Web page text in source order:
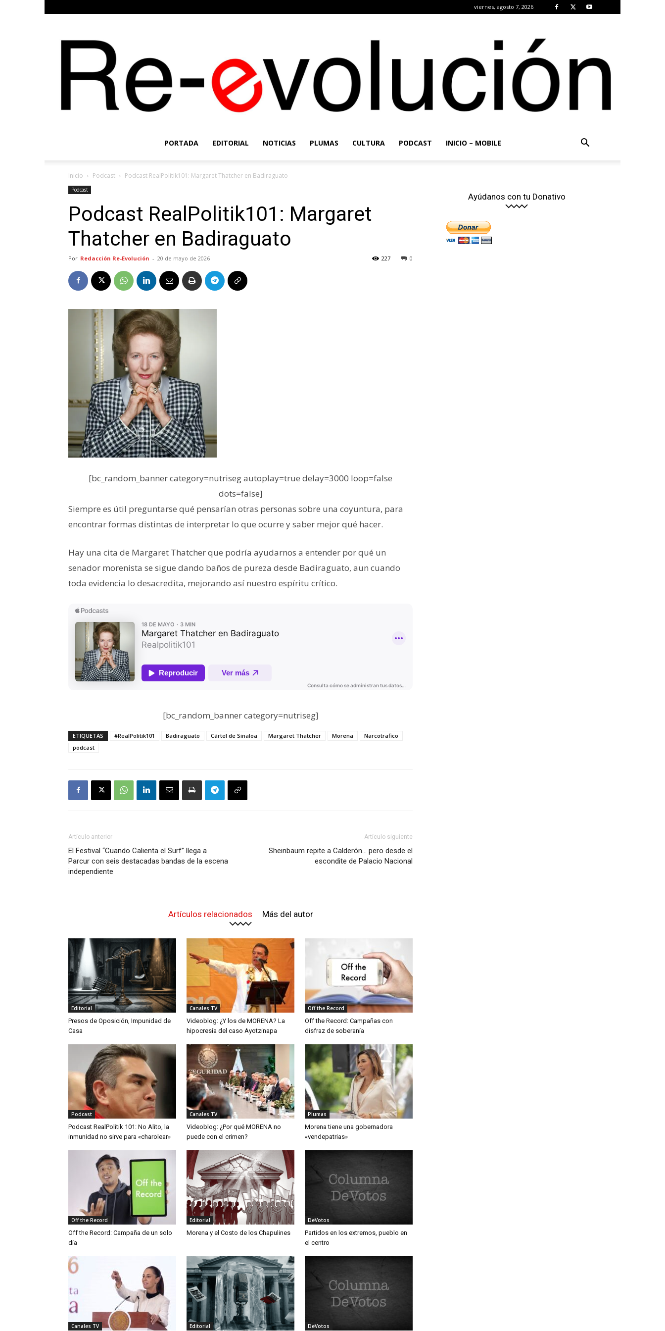
viernes, agosto 7, 2026
Evolución
PORTADA EDITORIAL NOTICIAS PLUMAS CULTURA PODCAST INICIO – MOBILE
Inicio Podcast Podcast RealPolitik101: Margaret Thatcher en Badiraguato
Podcast
Podcast RealPolitik101: Margaret
Thatcher en Badiraguato
Por Redacción Re-Evolución - 20 de mayo de 2026 0
227
[bc_random_banner category=nutriseg autoplay=true delay=3000 loop=false
dots=false]
Siempre es útil preguntarse qué pensarían otras personas sobre una coyuntura, para
encontrar formas distintas de interpretar lo que ocurre y saber mejor qué hacer.
Hay una cita de Margaret Thatcher que podría ayudarnos a entender por qué un
senador morenista se sigue dando baños de pureza desde Badiraguato, aun cuando
toda evidencia lo desacredita, mejorando así nuestro espíritu crítico.
[bc_random_banner category=nutriseg]
ETIQUETAS #RealPolitik101 Badiraguato Cártel de Sinaloa Margaret Thatcher Morena
Narcotrafico
podcast
Artículo anterior
El Festival “Cuando Calienta el Surf” llega a
Parcur con seis destacadas bandas de la escena
independiente
Artículo siguiente
Sheinbaum repite a Calderón… pero desde el
escondite de Palacio Nacional
Artículos relacionados Más del autor
Editorial
Presos de Oposición, Impunidad de
Casa
Canales TV
Videoblog: ¿Y los de MORENA? La
hipocresía del caso Ayotzinapa
Off the Record
Off the Record: Campañas con
disfraz de soberanía
Podcast
Podcast RealPolitik 101: No Alito, la
inmunidad no sirve para «charolear»
Canales TV
Videoblog: ¿Por qué MORENA no
puede con el crimen?
Plumas
Morena tiene una gobernadora
«vendepatrias»
Off the Record
Off the Record: Campaña de un solo
día
Editorial
Morena y el Costo de los Chapulines
DeVotos
Partidos en los extremos, pueblo en
el centro
Canales TV Editorial DeVotos
Ayúdanos con tu Donativo